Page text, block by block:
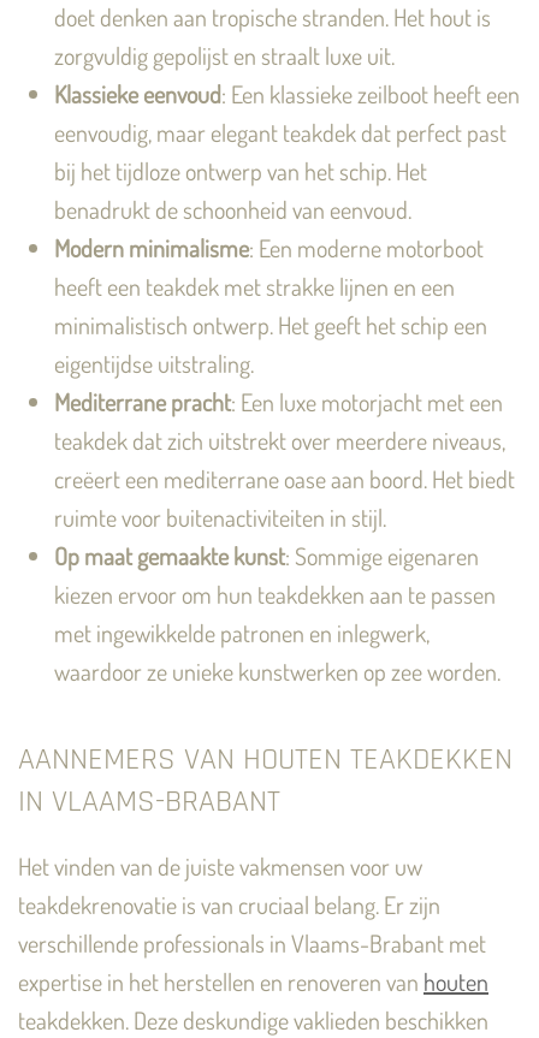
doet denken aan tropische stranden. Het hout is
zorgvuldig gepolijst en straalt luxe uit.
Klassieke eenvoud: Een klassieke zeilboot heeft een
eenvoudig, maar elegant teakdek dat perfect past
bij het tijdloze ontwerp van het schip. Het
benadrukt de schoonheid van eenvoud.
Modern minimalisme: Een moderne motorboot
heeft een teakdek met strakke lijnen en een
minimalistisch ontwerp. Het geeft het schip een
eigentijdse uitstraling.
Mediterrane pracht: Een luxe motorjacht met een
teakdek dat zich uitstrekt over meerdere niveaus,
creëert een mediterrane oase aan boord. Het biedt
ruimte voor buitenactiviteiten in stijl.
Op maat gemaakte kunst: Sommige eigenaren
kiezen ervoor om hun teakdekken aan te passen
met ingewikkelde patronen en inlegwerk,
waardoor ze unieke kunstwerken op zee worden.
AANNEMERS VAN HOUTEN TEAKDEKKEN
IN VLAAMS-BRABANT
Het vinden van de juiste vakmensen voor uw
teakdekrenovatie is van cruciaal belang. Er zijn
verschillende professionals in Vlaams-Brabant met
expertise in het herstellen en renoveren van houten
teakdekken. Deze deskundige vaklieden beschikken